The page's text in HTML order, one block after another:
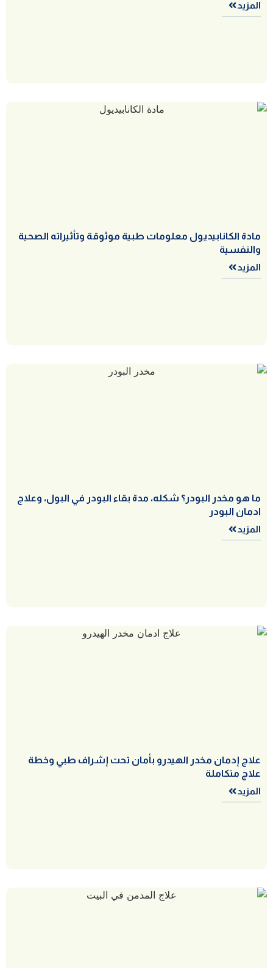
المزيد
مادة الكانابيديول معلومات طبية موثوقة وتأثيراته الصحية
والنفسية
المزيد
ما هو مخدر البودر؟ شكله، مدة بقاء البودر في البول، وعلاج
ادمان البودر
المزيد
علاج إدمان مخدر الهيدرو بأمان تحت إشراف طبي وخطة
علاج متكاملة
المزيد